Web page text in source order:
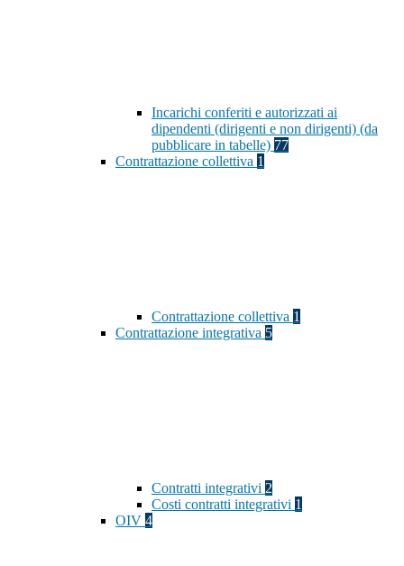
Incarichi conferiti e autorizzati ai
dipendenti (dirigenti e non dirigenti) (da
pubblicare in tabelle) 77
Contrattazione collettiva 1
Contrattazione collettiva 1
Contrattazione integrativa 5
Contratti integrativi 2
Costi contratti integrativi 1
OIV 4